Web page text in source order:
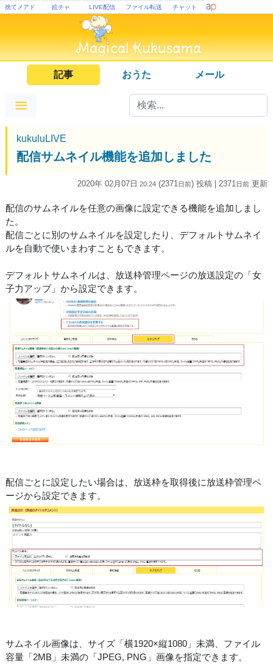
捨てメアド 絵チャ LIVE配信 ファイル転送 チャット
記事 おうた メール
kukuluLIVE
配信サムネイル機能を追加しました
2020年 02月07日 20:24 (2371 日前) 投稿 | 2371 日前 更新
配信のサムネイルを任意の画像に設定できる機能を追加しまし
た。
配信ごとに別のサムネイルを設定したり、デフォルトサムネイ
ルを自動で使いまわすこともできます。
デフォルトサムネイルは、放送枠管理ページの放送設定の「女
子力アップ」から設定できます。
配信ごとに設定したい場合は、放送枠を取得後に放送枠管理ペ
ージから設定できます。
サムネイル画像は、サイズ「横1920×縦1080」未満、ファイル
容量「2MB」未満の「JPEG, PNG」画像を指定できます。